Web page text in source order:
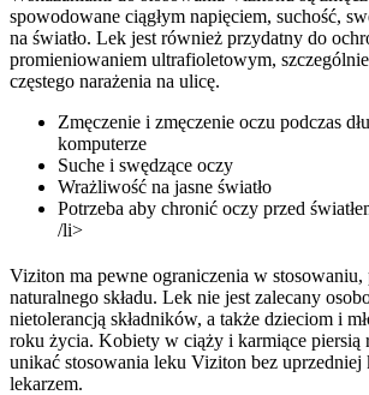
spowodowane ciągłym napięciem, suchość,
na światło. Lek jest również przydatny do
promieniowaniem ultrafioletowym,
częstego narażenia na ulicę.
Zmęczenie i zmęczenie oczu podczas
komputerze
Suche i swędzące oczy
Wrażliwość na jasne światło
Potrzeba aby chronić oczy przed
/li>
Viziton ma pewne ograniczenia w
naturalnego składu. Lek nie jest zalecany
nietolerancją składników, a także dzieciom i
roku życia. Kobiety w ciąży i karmiące
unikać stosowania leku Viziton bez uprzedniej
lekarzem.